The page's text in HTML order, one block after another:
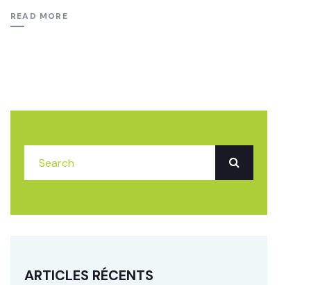
READ MORE
ARTICLES RÉCENTS